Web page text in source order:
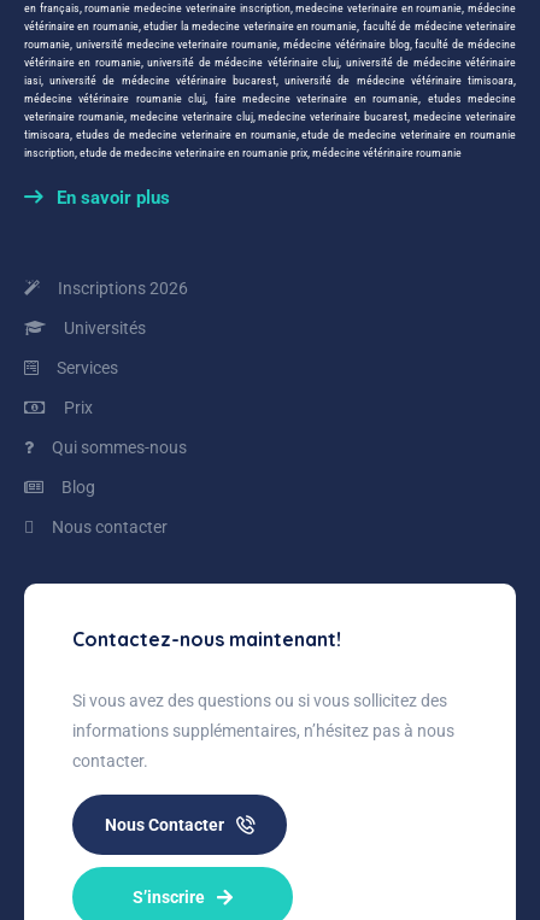
en français ,roumanie medecine veterinaire inscription,medecine veterinaire en roumanie ,médecine
vétérinaire en roumanie,etudier la medecine veterinaire en roumanie faculté de médecine veterinaire
roumanie université medecine veterinaire roumanie ,médecine vétérinaire blog,faculté de médecine
vétérinaire en roumanie,université de médecine vétérinaire cluj université de médecine vétérinaire
iasi ,université de médecine vétérinaire bucarest ,université de médecine vétérinaire timisoara
médecine vétérinaire roumanie cluj
faire medecine veterinaire en roumanie
etudes medecine
veterinaire roumanie, medecine veterinaire cluj,medecine veterinaire bucarest ,medecine veterinaire
timisoara etudes de medecine veterinaire en roumanie,etude de medecine veterinaire en roumanie
inscription etude de medecine veterinaire en roumanie prix médecine vétérinaire roumanie
En savoir plus
Inscriptions 2026
Universités
Services
Prix
Qui sommes-nous
Blog
Nous contacter
Contactez-nous maintenant!
Si vous avez des questions ou si vous sollicitez des
informations supplémentaires, n’hésitez pas à nous
contacter.
Nous Contacter
S’inscrire